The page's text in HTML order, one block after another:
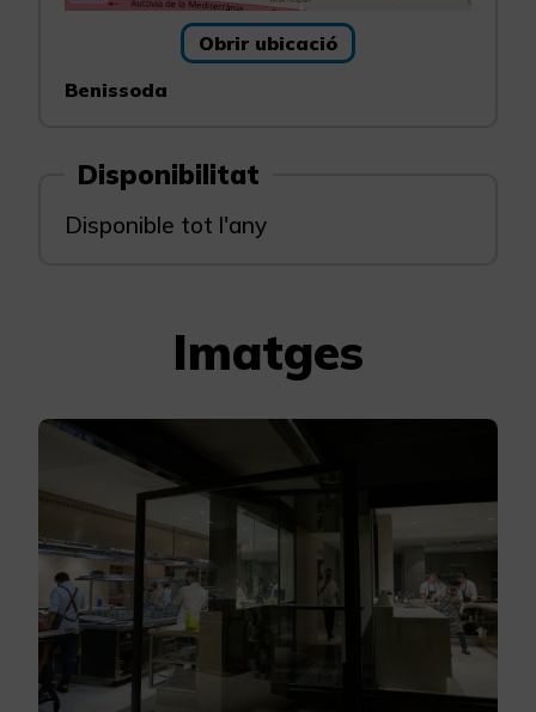
Obrir ubicació
Benissoda
Disponibilitat
Disponible tot l'any
Imatges